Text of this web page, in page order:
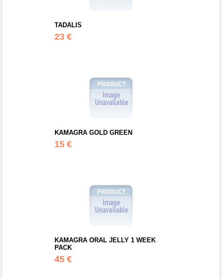
TADALIS
23 €
KAMAGRA GOLD GREEN
15 €
KAMAGRA ORAL JELLY 1 WEEK
PACK
45 €